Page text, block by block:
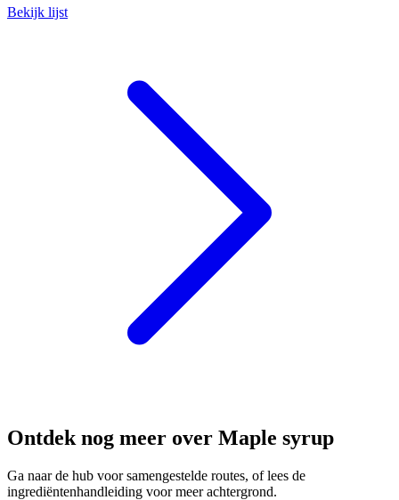
Bekijk lijst
Ontdek nog meer over Maple syrup
Ga naar de hub voor samengestelde routes, of lees de
ingrediëntenhandleiding voor meer achtergrond.